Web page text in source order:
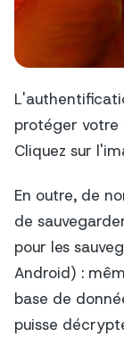
protéger votre
Cliquez sur
En outre, de
de
pour les
Android) :
base de
puisse